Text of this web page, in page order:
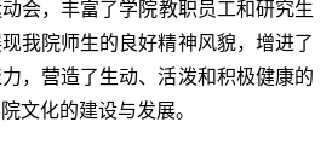
会，丰富了学院教职员工和研究生
我院师生的良好精神风貌，增进了
，营造了生动、活泼和积极健康的
文化的建设与发展。